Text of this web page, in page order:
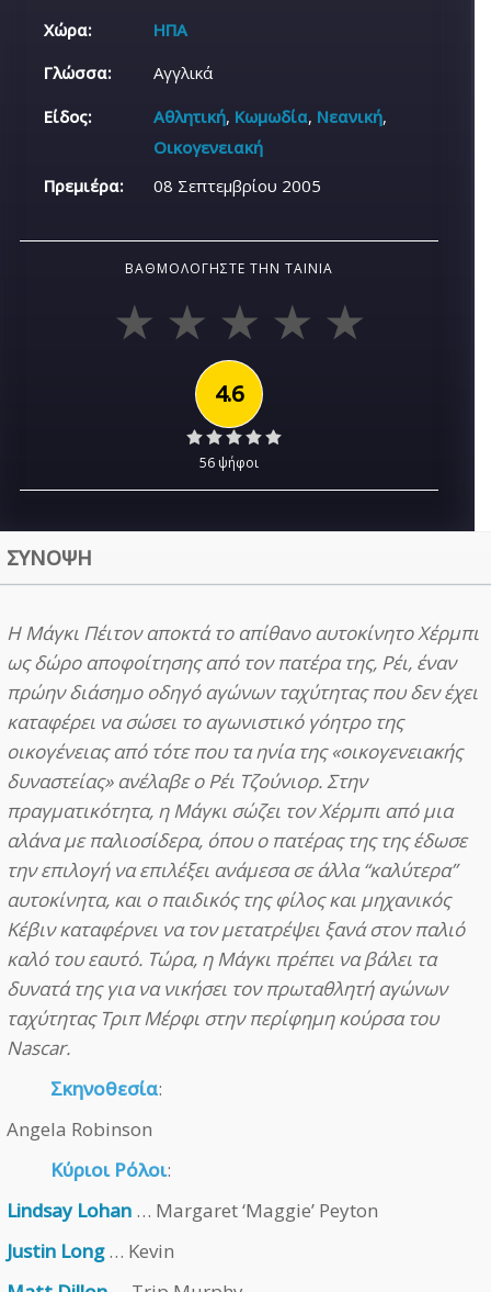
Χώρα:
ΗΠΑ
Γλώσσα:
Αγγλικά
Είδος:
Αθλητική, Κωμωδία, Νεανική,
Οικογενειακή
Πρεμιέρα:
08 Σεπτεμβρίου 2005
ΒΑΘΜΟΛΟΓΉΣΤΕ ΤΗΝ ΤΑΙΝΊΑ
4.6
56 ψήφοι
ΣΥΝΟΨΗ
Η Μάγκι Πέιτον αποκτά το απίθανο αυτοκίνητο Χέρμπι
ως δώρο αποφοίτησης από τον πατέρα της, Ρέι, έναν
πρώην διάσημο οδηγό αγώνων ταχύτητας που δεν έχει
καταφέρει να σώσει το αγωνιστικό γόητρο της
οικογένειας από τότε που τα ηνία της «οικογενειακής
δυναστείας» ανέλαβε ο Ρέι Τζούνιορ. Στην
πραγματικότητα, η Μάγκι σώζει τον Χέρμπι από μια
αλάνα με παλιοσίδερα, όπου ο πατέρας της της έδωσε
την επιλογή να επιλέξει ανάμεσα σε άλλα “καλύτερα”
αυτοκίνητα, και ο παιδικός της φίλος και μηχανικός
Κέβιν καταφέρνει να τον μετατρέψει ξανά στον παλιό
καλό του εαυτό. Τώρα, η Μάγκι πρέπει να βάλει τα
δυνατά της για να νικήσει τον πρωταθλητή αγώνων
ταχύτητας Τριπ Μέρφι στην περίφημη κούρσα του
Nascar.
Σκηνοθεσία:
Angela Robinson
Κύριοι Ρόλοι:
Lindsay Lohan … Margaret ‘Maggie’ Peyton
Justin Long… Kevin